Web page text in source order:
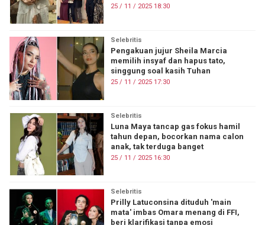
25 / 11 / 2025 18:30
Selebritis
Pengakuan jujur Sheila Marcia
memilih insyaf dan hapus tato,
singgung soal kasih Tuhan
25 / 11 / 2025 17:30
Selebritis
Luna Maya tancap gas fokus hamil
tahun depan, bocorkan nama calon
anak, tak terduga banget
25 / 11 / 2025 16:30
Selebritis
Prilly Latuconsina dituduh 'main
mata' imbas Omara menang di FFI,
beri klarifikasi tanpa emosi